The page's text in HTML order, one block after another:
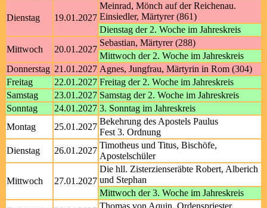
Dienstag 19.01.2027
Meinrad, Mönch auf der Reichenau.
Einsiedler, Märtyrer (861)
Dienstag der 2. Woche im Jahreskreis
Mittwoch
20.01.2027
Sebastian, Märtyrer (288)
Mittwoch der 2. Woche im Jahreskreis
Donnerstag 21.01.2027 Agnes, Jungfrau, Märtyrin in Rom (304)
Freitag
22.01.2027 Freitag der 2. Woche im Jahreskreis
Samstag
23.01.2027 Samstag der 2. Woche im Jahreskreis
Sonntag
24.01.2027 3. Sonntag im Jahreskreis
Montag
25.01.2027
Bekehrung des Apostels Paulus
Fest 3. Ordnung
Dienstag
26.01.2027
Timotheus und Titus, Bischöfe,
Apostelschüler
Mittwoch 27.01.2027
Die hll. Zisterzienseräbte Robert, Alberich
und Stephan
Mittwoch der 3. Woche im Jahreskreis
Thomas von Aquin, Ordenspriester,